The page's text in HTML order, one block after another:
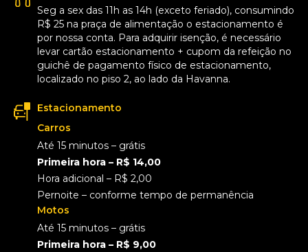
Seg a sex das 11h as 14h (exceto feriado), consumindo
R$ 25 na praça de alimentação o estacionamento é
por nossa conta. Para adquirir isenção, é necessário
levar cartão estacionamento + cupom da refeição no
guichê de pagamento físico de estacionamento,
localizado no piso 2, ao lado da Havanna.
Estacionamento
Carros
Até 15 minutos – grátis
Primeira hora – R$ 14,00
Hora adicional – R$ 2,00
Pernoite – conforme tempo de permanência
Motos
Até 15 minutos – grátis
Primeira hora – R$ 9,00